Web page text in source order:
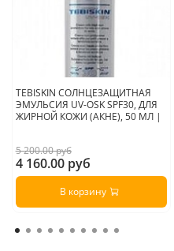
TEBISKIN СОЛНЦЕЗАЩИТНАЯ
ЭМУЛЬСИЯ UV-OSK SPF30, ДЛЯ
ЖИРНОЙ КОЖИ (АКНЕ), 50 МЛ |
5 200.00 руб
4 160.00 руб
В корзину